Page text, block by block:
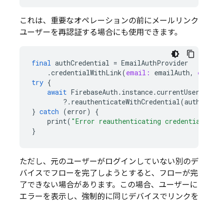
これは、重要なオペレーションの前にメールリンク
ユーザーを再認証する場合にも使用できます。
final authCredential = EmailAuthProvider
.credentialWithLink(email: emailAuth,
try {
await FirebaseAuth . instance.currentUser
? . reauthenticateWithCredential(
} catch (error)
{
print( "Error reauthenticating credential."
}
ただし、元のユーザーがログインしていない別のデ
バイスでフローを完了しようとすると、フローが完
了できない場合があります。この場合、ユーザーに
エラーを表示し、強制的に同じデバイスでリンクを